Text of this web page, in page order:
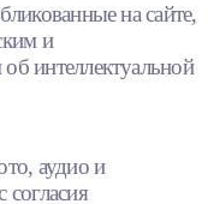
на сайте,
и
интеллектуальной
аудио и